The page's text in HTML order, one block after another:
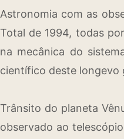
Astronomia com as
Total de 1994, todas
na mecânica do
científico deste longevo
Trânsito do planeta
observado ao